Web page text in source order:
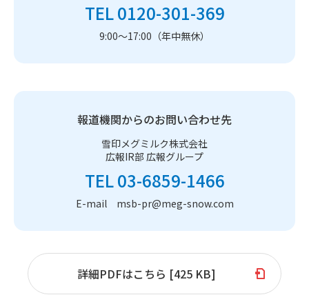
TEL 0120-301-369
9:00～17:00（年中無休）
報道機関からのお問い合わせ先
雪印メグミルク株式会社
広報IR部 広報グループ
TEL 03-6859-1466
E-mail msb-pr@meg-snow.com
詳細PDFはこちら [425 KB]